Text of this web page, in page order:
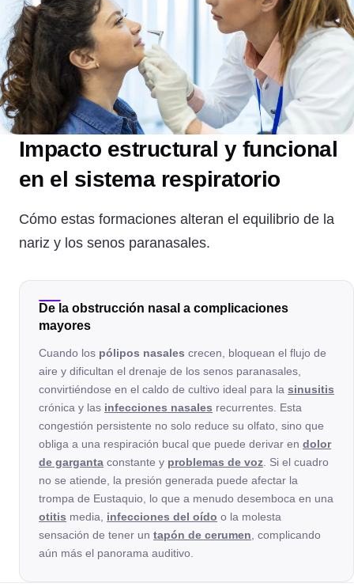
Impacto estructural y funcional
en el sistema respiratorio
Cómo estas formaciones alteran el equilibrio de la
nariz y los senos paranasales.
De la obstrucción nasal a complicaciones
mayores
Cuando los pólipos nasales crecen, bloquean el flujo de
aire y dificultan el drenaje de los senos paranasales,
convirtiéndose en el caldo de cultivo ideal para la sinusitis
crónica y las infecciones nasales recurrentes. Esta
congestión persistente no solo reduce su olfato, sino que
obliga a una respiración bucal que puede derivar en dolor
de garganta constante y problemas de voz . Si el cuadro
no se atiende, la presión generada puede afectar la
trompa de Eustaquio, lo que a menudo desemboca en una
otitis media, infecciones del oído o la molesta
sensación de tener un tapón de cerumen , complicando
aún más el panorama auditivo.